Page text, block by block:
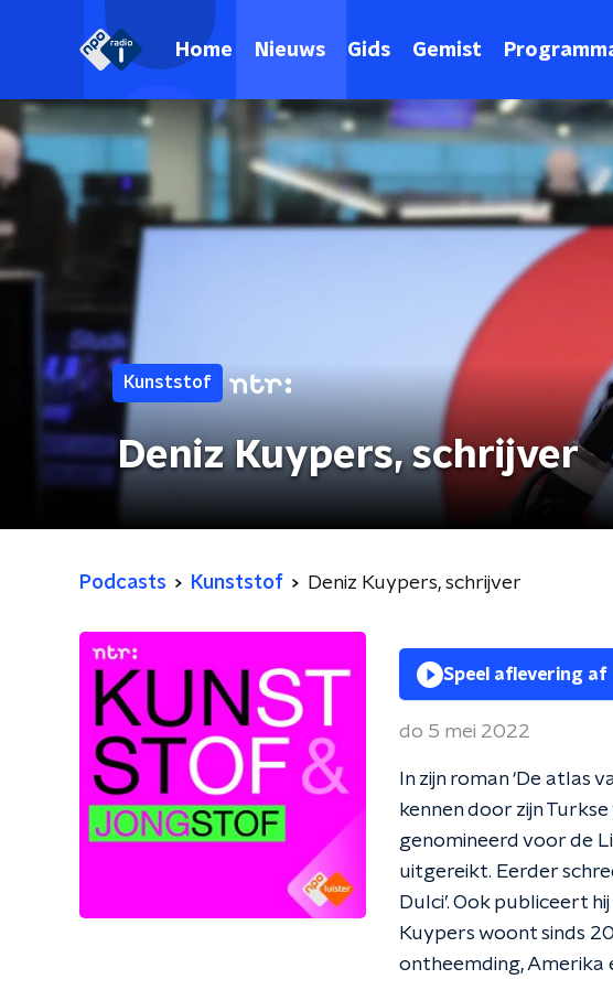
Home Nieuws Gids Gemist
Kunststof
Deniz Kuypers, schrijver
Podcasts Kunststof Deniz Kuypers, schrijver
Speel aflevering af
do 5 mei 2022
In zijn roman ‘De atlas
kennen door zijn
genomineerd voor de
uitgereikt. Eerder
Dulci’. Ook publiceert
Kuypers woont sinds
ontheemding, Amerika